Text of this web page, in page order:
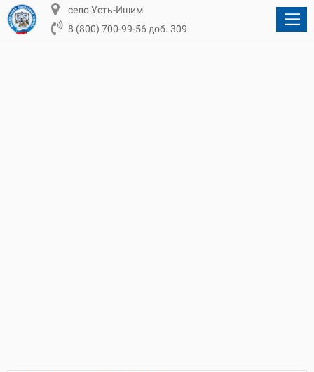
село Усть-Ишим
8 (800) 700-99-56 доб. 309